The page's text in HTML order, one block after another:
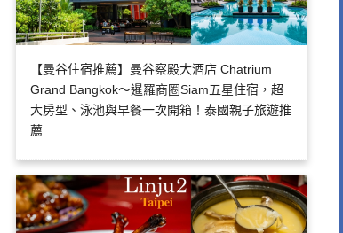
【曼谷住宿推薦】曼谷察殿大酒店 Chatrium
Grand Bangkok～暹羅商圈Siam五星住宿，超
大房型、泳池與早餐一次開箱！泰國親子旅遊推
薦